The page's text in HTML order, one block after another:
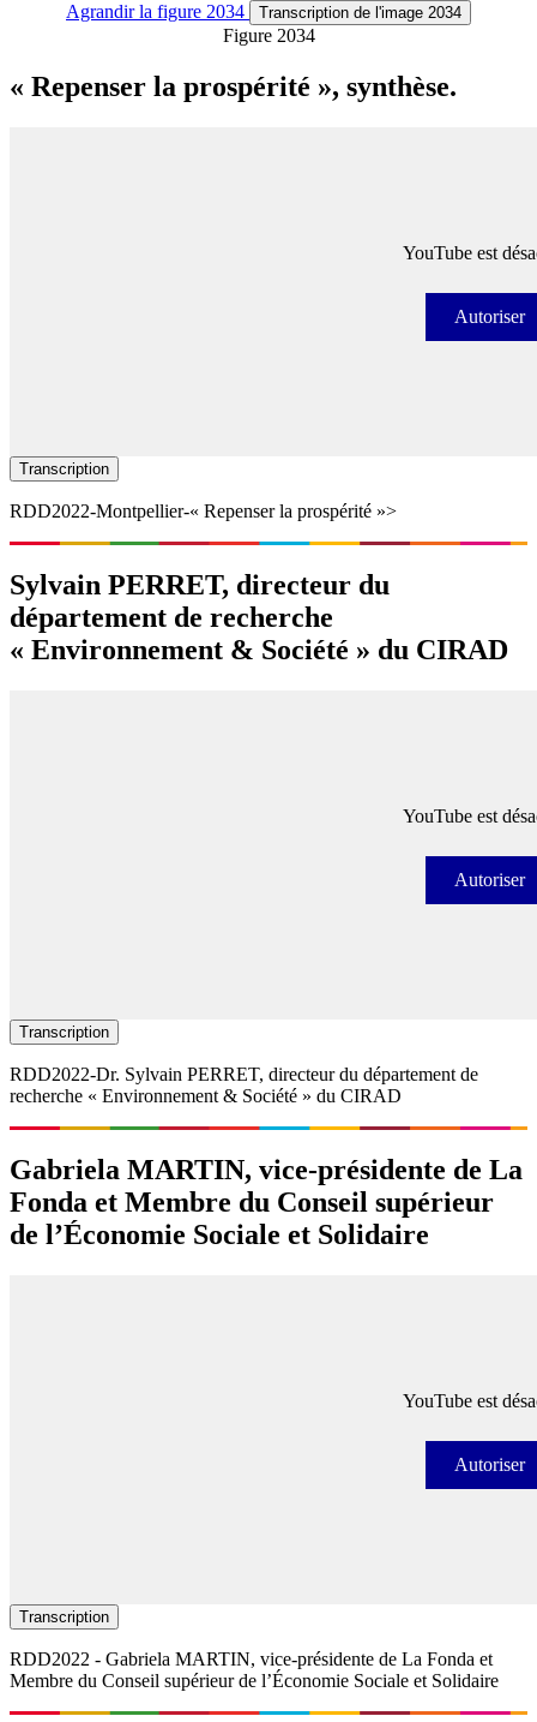
Agrandirla figure 2034 Transcription de l'image 2034
Figure 2034
« Repenser la prospérité », synthèse.
YouTube est
Autoriser
Transcription
RDD2022-Montpellier-« Repenser la prospérité »>
Sylvain PERRET​, directeur du
département de recherche
« Environnement & Société » du CIRAD
YouTube est
Autoriser
Transcription
RDD2022-Dr. Sylvain PERRET​, directeur du département de
recherche « Environnement & Société » du CIRAD
Gabriela MARTIN​, vice-présidente de La
Fonda et Membre du Conseil supérieur
de l’Économie Sociale et Solidaire
YouTube est
Autoriser
Transcription
RDD2022 - Gabriela MARTIN​, vice-présidente de La Fonda et
Membre du Conseil supérieur de l’Économie Sociale et Solidaire